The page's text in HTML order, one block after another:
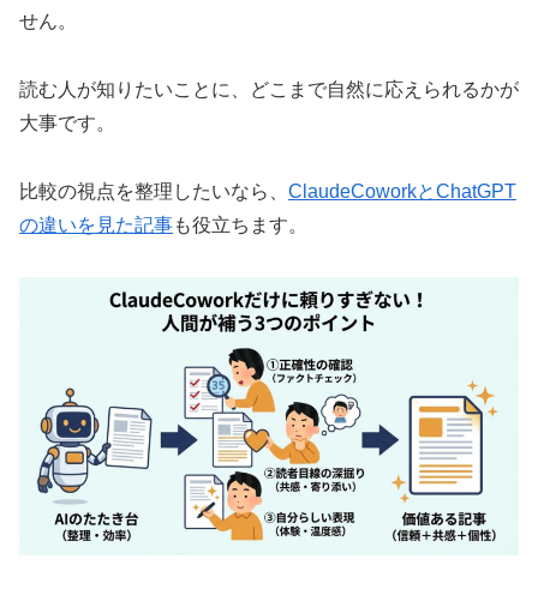
せん。
読む人が知りたいことに、どこまで自然に応えられるかが
大事です。
比較の視点を整理したいなら、 ClaudeCoworkとChatGPT
の違いを見た記事も役立ちます。